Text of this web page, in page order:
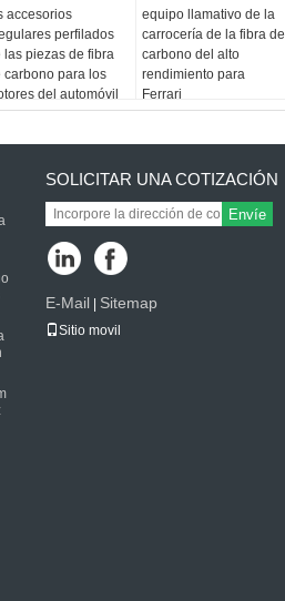
accesorios
perfilados
las piezas de fibra
carbono para los
del automóvil
ser
equipo llamativo de la
carrocería de la fibra de
carbono del alto
rendimiento para
Ferrari
SOLICITAR UNA COTIZACIÓN
Envíe
E-Mail Sitemap
Sitio movil